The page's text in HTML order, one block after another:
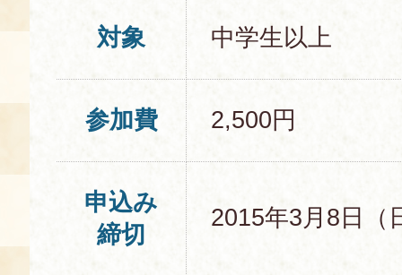
対象 中学生以上
参加費 2,500円
申込み
締切
2015年3月8日（